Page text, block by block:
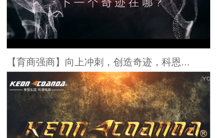
【育商强商】向上冲刺，创造奇迹，科恩...